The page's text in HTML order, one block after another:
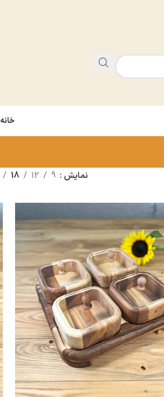
خانه
نمایش 9
12
18